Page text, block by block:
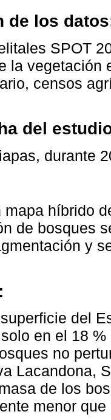
de los
SPOT
la vegetación
censos
del
durante
mapa híbrido
de bosques
y
del
en el 18
no
Lacandona,
de los
menor